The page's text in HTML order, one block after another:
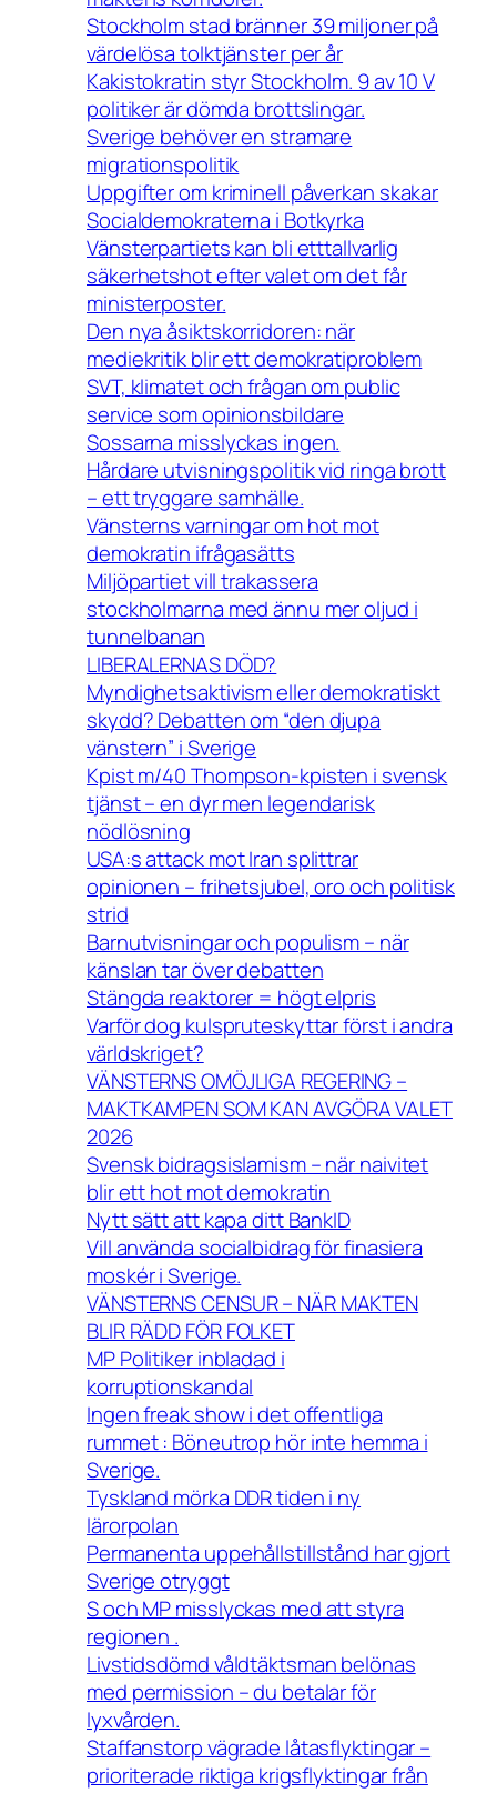
Stockholm stad bränner 39 miljoner på
värdelösa tolktjänster per år
Kakistokratin styr Stockholm. 9 av 10 V
politiker är dömda brottslingar.
Sverige behöver en stramare
migrationspolitik
Uppgifter om kriminell påverkan skakar
Socialdemokraterna i Botkyrka
Vänsterpartiets kan bli etttallvarlig
säkerhetshot efter valet om det får
ministerposter.
Den nya åsiktskorridoren: när
mediekritik blir ett demokratiproblem
SVT, klimatet och frågan om public
service som opinionsbildare
Sossarna misslyckas ingen.
Hårdare utvisningspolitik vid ringa brott
– ett tryggare samhälle.
Vänsterns varningar om hot mot
demokratin ifrågasätts
Miljöpartiet vill trakassera
stockholmarna med ännu mer oljud i
tunnelbanan
LIBERALERNAS DÖD?
Myndighetsaktivism eller demokratiskt
skydd? Debatten om “den djupa
vänstern” i Sverige
Kpist m/40 Thompson-kpisten i svensk
tjänst – en dyr men legendarisk
nödlösning
USA:s attack mot Iran splittrar
opinionen – frihetsjubel, oro och politisk
strid
Barnutvisningar och populism – när
känslan tar över debatten
Stängda reaktorer = högt elpris
Varför dog kulspruteskyttar först i andra
världskriget?
VÄNSTERNS OMÖJLIGA REGERING –
MAKTKAMPEN SOM KAN AVGÖRA VALET
2026
Svensk bidragsislamism – när naivitet
blir ett hot mot demokratin
Nytt sätt att kapa ditt BankID
Vill använda socialbidrag för finasiera
moskér i Sverige.
VÄNSTERNS CENSUR – NÄR MAKTEN
BLIR RÄDD FÖR FOLKET
MP Politiker inbladad i
korruptionskandal
Ingen freak show i det offentliga
rummet : Böneutrop hör inte hemma i
Sverige.
Tyskland mörka DDR tiden i ny
lärorpolan
Permanenta uppehållstillstånd har gjort
Sverige otryggt
S och MP misslyckas med att styra
regionen .
Livstidsdömd våldtäktsman belönas
med permission – du betalar för
lyxvården.
Staffanstorp vägrade låtasflyktingar –
prioriterade riktiga krigsflyktingar från